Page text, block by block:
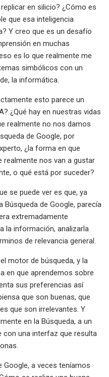
en silicio? ¿Cómo es
que esa inteligencia
Y creo que es un desafío
en muchas
es lo que realmente me
simbólicos con un
la informática.
esto parece un
¿Qué hay en nuestras vidas
realmente no nos damos
de Google, por
¿la forma en que
nos van a gustar
o qué está por suceder?
se puede ver es que, ya
Búsqueda de Google, parecía
extremadamente
la información, analizarla
de relevancia general.
motor de búsqueda, y la
en que aprendemos sobre
sus preferencias así
que son buenas, que
que son irrelevantes. Y
en la Búsqueda, a un
con una interfaz que resulta
Google, a veces teníamos